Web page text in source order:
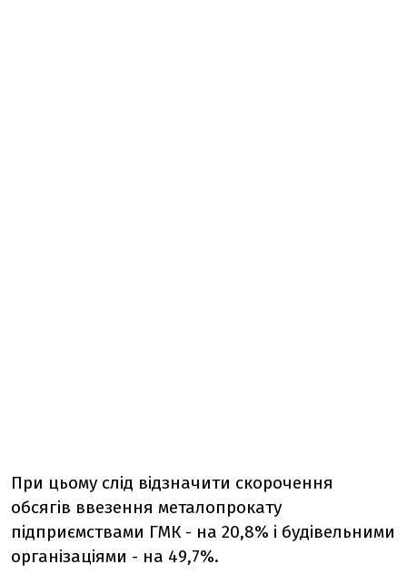
При цьому слід відзначити скорочення
обсягів ввезення металопрокату
підприємствами ГМК - на 20,8% і будівельними
організаціями - на 49,7%.